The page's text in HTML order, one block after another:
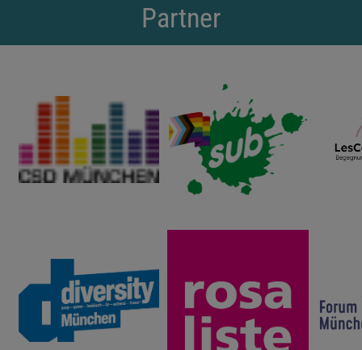
Partner